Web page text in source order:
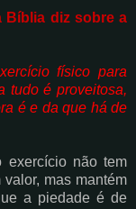
Bíblia diz sobre a
físico para
tudo é proveitosa,
é e da que há de
exercício não tem
valor, mas mantém
a piedade é de